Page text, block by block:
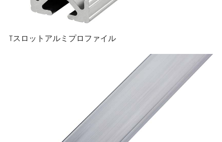
Tスロットアルミプロファイル